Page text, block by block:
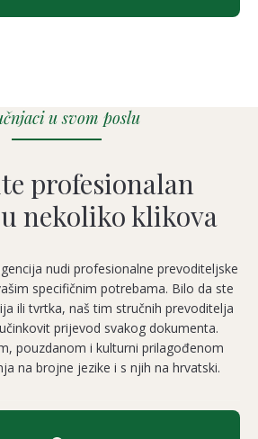
u svom poslu
profesionalan
nekoliko klikova
nudi profesionalne prevoditeljske
specifičnim potrebama. Bilo da ste
ili tvrtka, naš tim stručnih prevoditelja
prijevod svakog dokumenta.
pouzdanom i kulturni prilagođenom
na brojne jezike i s njih na hrvatski.